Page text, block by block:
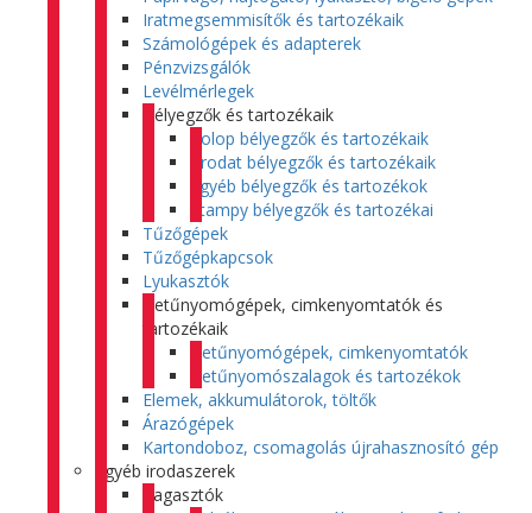
Iratmegsemmisítők és tartozékaik
Számológépek és adapterek
Pénzvizsgálók
Levélmérlegek
Bélyegzők és tartozékaik
Colop bélyegzők és tartozékaik
Trodat bélyegzők és tartozékaik
Egyéb bélyegzők és tartozékok
Stampy bélyegzők és tartozékai
Tűzőgépek
Tűzőgépkapcsok
Lyukasztók
Betűnyomógépek, cimkenyomtatók és
tartozékaik
Betűnyomógépek, cimkenyomtatók
Betűnyomószalagok és tartozékok
Elemek, akkumulátorok, töltők
Árazógépek
Kartondoboz, csomagolás újrahasznosító gép
Egyéb irodaszerek
Ragasztók